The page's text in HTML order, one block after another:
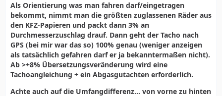
Als Orientierung was man fahren darf/eingetragen
bekommt, nimmt man die größten zuglassenen Räder aus
den KFZ-Papieren und packt dann 3% an
Durchmesserzuschlag drauf. Dann geht der Tacho nach
GPS (bei mir war das so) 100% genau (weniger anzeigen
als tatsächlich gefahren darf er ja bekanntermaßen nicht).
Ab >+8% Übersetzungsveränderung wird eine
Tachoangleichung + ein Abgasgutachten erforderlich.
Achte auch auf die Umfangdifferenz... von vorne zu hinten